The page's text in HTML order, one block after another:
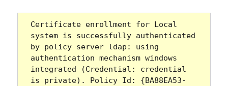
Certificate enrollment for Local
system is successfully authenticated
by policy server ldap: using
authentication mechanism windows
integrated (Credential: credential
is private). Policy Id: {BA88EA53-